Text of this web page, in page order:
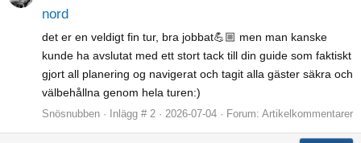
nord
det er en veldigt fin tur, bra jobbat💪🏼 men man kanske
kunde ha avslutat med ett stort tack till din guide som faktiskt
gjort all planering og navigerat och tagit alla gäster säkra och
välbehållna genom hela turen:)
Snösnubben Inlägg # 2 2026-07-04 Forum: Artikelkommentarer